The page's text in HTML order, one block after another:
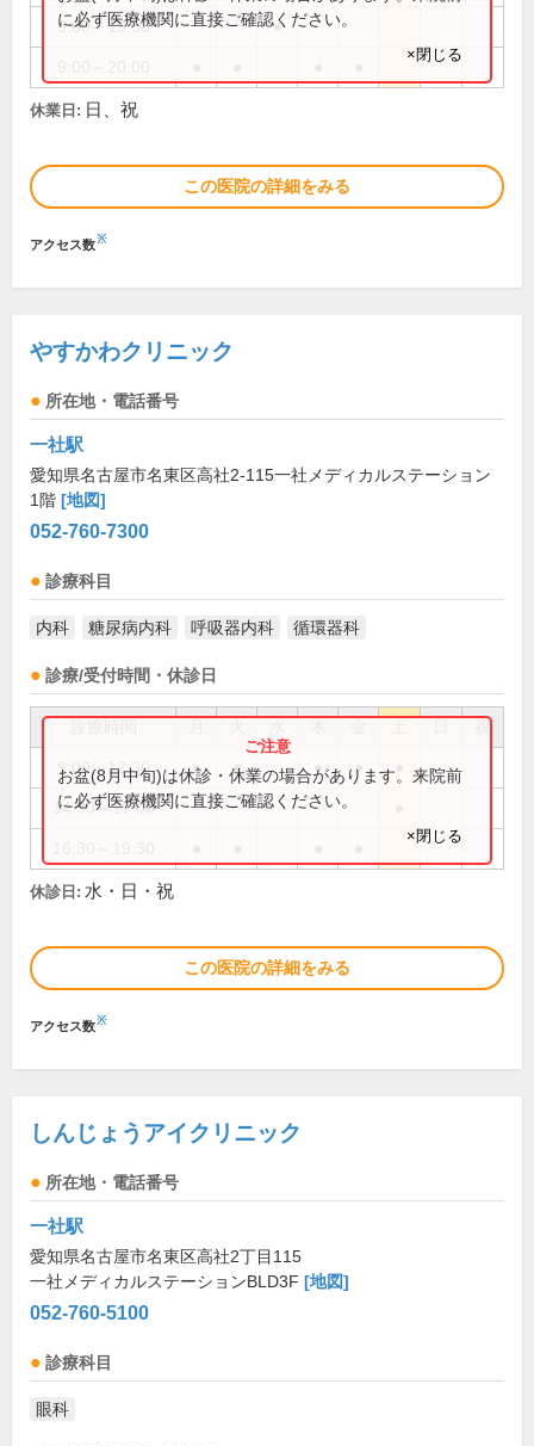
9:00～19:30 ●
に必ず医療機関に直接ご確認ください。
×閉じる
休業日: 日、祝
この医院の詳細をみる
アクセス数※
やすかわクリニック
所在地・電話番号
一社駅
愛知県名古屋市名東区高社2-115一社メディカルステーション
1階 [地図]
052-760-7300
診療科目
内科 糖尿病内科 呼吸器内科 循環器科
診療/受付時間・休診日
祝
9:00～12:30 ● ● ● ●
14:30～17:00
お盆(8月中旬)は休診・休業の場合があります。来院前
に必ず医療機関に直接ご確認ください。
×閉じる
休診日: 水・日・祝
この医院の詳細をみる
アクセス数※
しんじょうアイクリニック
所在地・電話番号
一社駅
愛知県名古屋市名東区高社2丁目115
一社メディカルステーションBLD3F [地図]
052-760-5100
診療科目
眼科